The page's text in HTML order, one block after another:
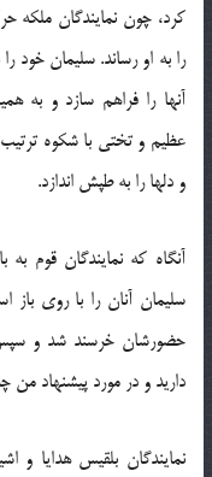
كرد، چون نمایندگان ملكه
را به او رساند. سلیمان خود
آنها را فراهم سازد و به
عظیم و تختی با شكوه ترتیب
و دلها را به طپش اندازد.
آنگاه كه نمایندگان قوم
سلیمان آنان را با روی باز
حضورشان خرسند شد و
دارید و در مورد پیشنهاد من
نمایندگان بلقیس هدایا و